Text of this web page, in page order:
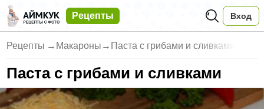
Рецепты Вход
Рецепты → Макароны → Паста с грибами и сливками
Паста с грибами и сливками